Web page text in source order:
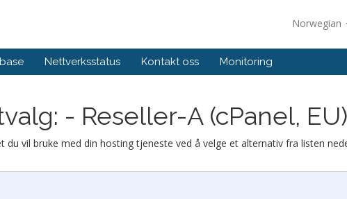
Norwegian
Nettverksstatus Kontakt oss Monitoring
- Reseller-A (cPanel, EU)
du vil bruke med din hosting tjeneste ved å velge et alternativ fra listen